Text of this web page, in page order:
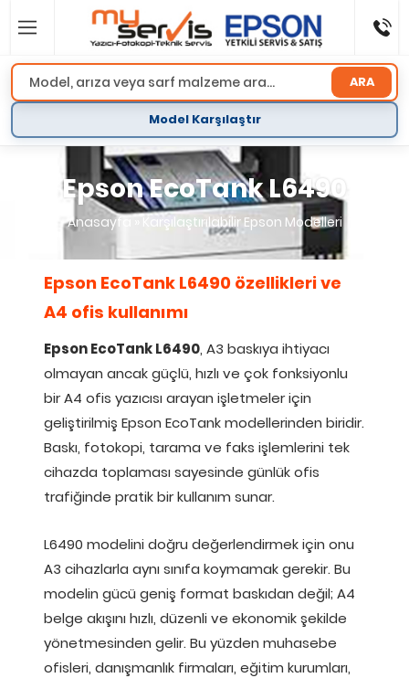
ARA
Model Karşılaştır
Epson EcoTank L6490
Anasayfa Karşılaştırılabilir Epson Modelleri
Epson EcoTank L6490 özellikleri ve
A4 ofis kullanımı
Epson EcoTank L6490, A3 baskıya ihtiyacı
olmayan ancak güçlü, hızlı ve çok fonksiyonlu
bir A4 ofis yazıcısı arayan işletmeler için
geliştirilmiş Epson EcoTank modellerinden biridir.
Baskı, fotokopi, tarama ve faks işlemlerini tek
cihazda toplaması sayesinde günlük ofis
trafiğinde pratik bir kullanım sunar.
L6490 modelini doğru değerlendirmek için onu
A3 cihazlarla aynı sınıfa koymamak gerekir. Bu
modelin gücü geniş format baskıdan değil; A4
belge akışını hızlı, düzenli ve ekonomik şekilde
yönetmesinden gelir. Bu yüzden muhasebe
ofisleri, danışmanlık firmaları, eğitim kurumları,